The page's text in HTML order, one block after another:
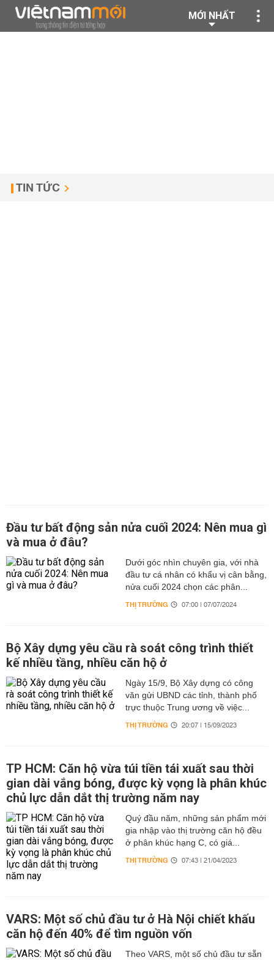
MỚI NHẤT
TIN TỨC
Đầu tư bất động sản nửa cuối 2024: Nên mua gì
và mua ở đâu?
Dưới góc nhìn chuyên gia, với nhà
đầu tư cá nhân có khẩu vị cân bằng,
nửa cuối 2024 chọn các phân...
THỊ TRƯỜNG 07:00 | 07/07/2024
Bộ Xây dựng yêu cầu rà soát công trình thiết
kế nhiều tầng, nhiều căn hộ ở
Ngày 15/9, Bộ Xây dựng có công
văn gửi UBND các tỉnh, thành phố
trực thuộc Trung ương về việc...
THỊ TRƯỜNG 20:07 | 15/09/2023
TP HCM: Căn hộ vừa túi tiền tái xuất sau thời
gian dài vắng bóng, được kỳ vọng là phân khúc
chủ lực dẫn dắt thị trường năm nay
Quý đầu năm, những sản phẩm mới
gia nhập vào thị trường căn hộ đều
ở phân khúc hạng C, có giá...
THỊ TRƯỜNG 07:43 | 21/04/2023
VARS: Một số chủ đầu tư ở Hà Nội chiết khấu
căn hộ đến 40% để tìm nguồn vốn
Theo VARS, một số chủ đầu tư sẵn